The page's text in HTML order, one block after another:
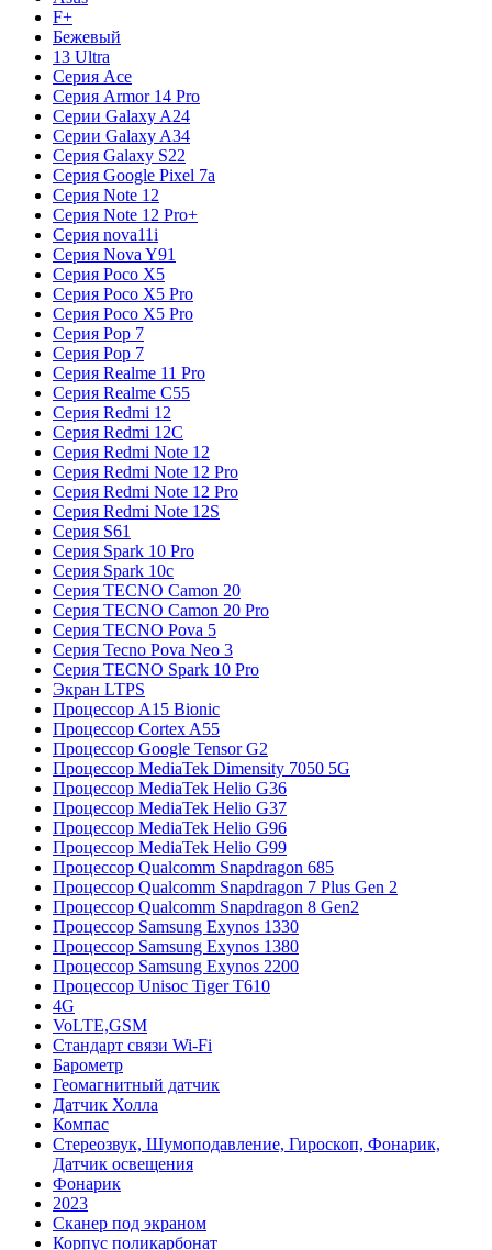
F+
Бежевый
13 Ultra
Серия Ace
Серия Armor 14 Pro
Серии Galaxy A24
Серии Galaxy A34
Серия Galaxy S22
Серия Google Pixel 7a
Серия Note 12
Серия Note 12 Pro+
Серия nova11i
Серия Nova Y91
Серия Poco X5
Серия Poco X5 Pro
Серия Poco X5 Pro
Серия Pop 7
Серия Pop 7
Серия Realme 11 Pro
Серия Realme C55
Серия Redmi 12
Серия Redmi 12C
Серия Redmi Note 12
Серия Redmi Note 12 Pro
Серия Redmi Note 12 Pro
Серия Redmi Note 12S
Серия S61
Серия Spark 10 Pro
Серия Spark 10c
Серия TECNO Camon 20
Серия TECNO Camon 20 Pro
Серия TECNO Pova 5
Серия Tecno Pova Neo 3
Серия TECNO Spark 10 Pro
Экран LTPS
Процессор A15 Bionic
Процессор Cortex A55
Процессор Google Tensor G2
Процессор MediaTek Dimensity 7050 5G
Процессор MediaTek Helio G36
Процессор MediaTek Helio G37
Процессор MediaTek Helio G96
Процессор MediaTek Helio G99
Процессор Qualcomm Snapdragon 685
Процессор Qualcomm Snapdragon 7 Plus Gen 2
Процессор Qualcomm Snapdragon 8 Gen2
Процессор Samsung Exynos 1330
Процессор Samsung Exynos 1380
Процессор Samsung Exynos 2200
Процессор Unisoc Tiger T610
4G
VoLTE,GSM
Cтандарт связи Wi-Fi
Барометр
Геомагнитный датчик
Датчик Холла
Компас
Стереозвук, Шумоподавление, Гироскоп, Фонарик,
Датчик освещения
Фонарик
2023
Сканер под экраном
Корпус поликарбонат